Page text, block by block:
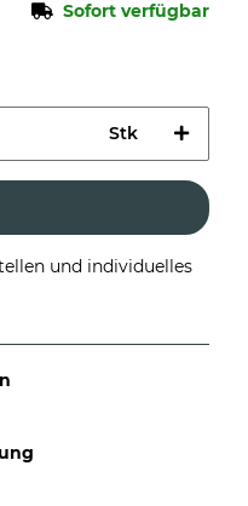
Sofort verfügbar
Stk
und individuelles